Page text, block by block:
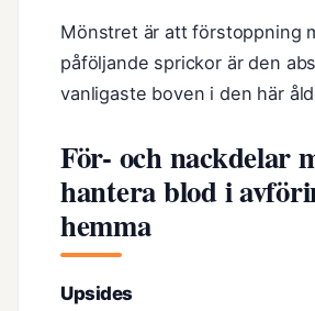
Mönstret är att förstoppning
påföljande sprickor är den
vanligaste boven i den här
För- och nackdelar
hantera blod i
hemma
Upsides